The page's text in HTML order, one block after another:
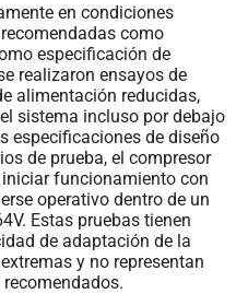
en condiciones
como
especificación de
realizaron ensayos de
alimentación reducidas,
sistema incluso por debajo
especificaciones de diseño
de prueba, el compresor
funcionamiento con
operativo dentro de un
Estas pruebas tienen
de adaptación de la
y no representan